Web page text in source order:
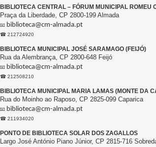
BIBLIOTECA CENTRAL – FÓRUM MUNICIPAL ROMEU
Praça da Liberdade, CP 2800-199 Almada
📧 biblioteca@cm-almada.pt
☎ 212724920
BIBLIOTECA MUNICIPAL JOSÉ SARAMAGO (FEIJÓ)
Rua da Alembrança, CP 2800-648 Feijó
📧 biblioteca@cm-almada.pt
☎ 212508210
BIBLIOTECA MUNICIPAL MARIA LAMAS (MONTE DA
Rua do Moinho ao Raposo, CP 2825-099 Caparica
📧 biblioteca@cm-almada.pt
☎ 211934020
PONTO DE BIBLIOTECA SOLAR DOS ZAGALLOS
Largo José António Piano Júnior, CP 2815-716